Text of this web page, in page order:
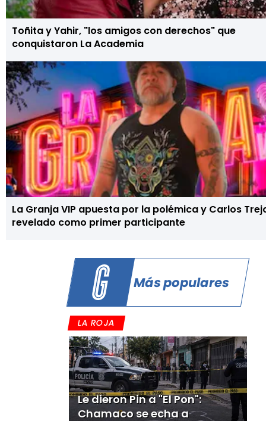
Toñita y Yahir, "los amigos con derechos" que
conquistaron La Academia
La Granja VIP apuesta por la polémica y Carlos
revelado como primer participante
Más populares
LA ROJA
Le dieron Pin a "El Pon":
Chamaco se echa a